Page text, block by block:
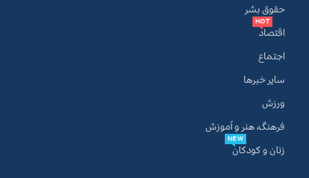
حقوق بشر
اقتصاد
HOT
اجتماع
سایر خبرها
ورزش
فرهنگ، هنر و آموزش
زنان و کودکان
NEW